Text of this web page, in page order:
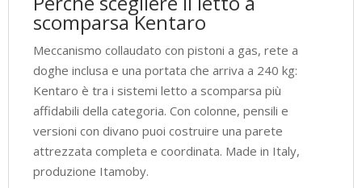
scomparsa Kentaro
Meccanismo collaudato con pistoni a gas, rete a
doghe inclusa e una portata che arriva a 240 kg:
Kentaro è tra i sistemi letto a scomparsa più
affidabili della categoria. Con colonne, pensili e
versioni con divano puoi costruire una parete
attrezzata completa e coordinata. Made in Italy,
produzione Itamoby.